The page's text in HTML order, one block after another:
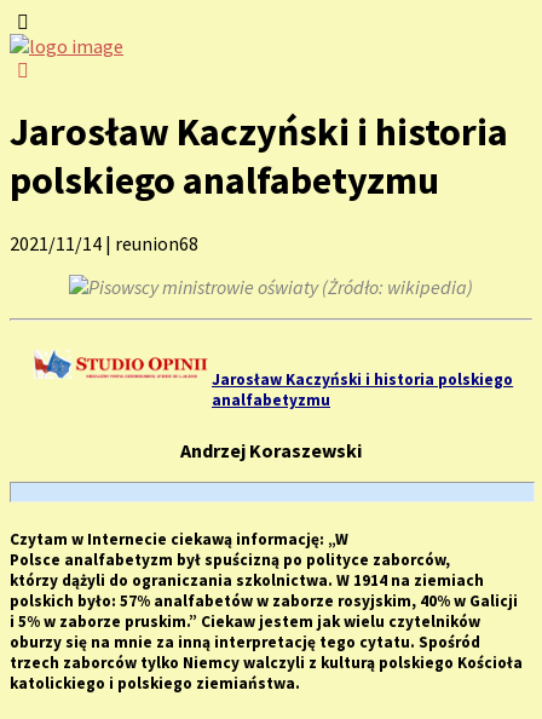
Jarosław Kaczyński i historia
polskiego analfabetyzmu
2021/11/14 | reunion68
Pisowscy ministrowie oświaty (Żródło: wikipedia)
Jarosław Kaczyński i historia polskiego
analfabetyzmu
Andrzej Koraszewski
Czytam w Internecie ciekawą informację: „W
Polsce analfabetyzm był spuścizną po polityce zaborców,
którzy dążyli do ograniczania szkolnictwa. W 1914 na ziemiach
polskich było: 57% analfabetów w zaborze rosyjskim, 40% w Galicji
i 5% w zaborze pruskim.” Ciekaw jestem jak wielu czytelników
oburzy się na mnie za inną interpretację tego cytatu. Spośród
trzech zaborców tylko Niemcy walczyli z kulturą polskiego Kościoła
katolickiego i polskiego ziemiaństwa.